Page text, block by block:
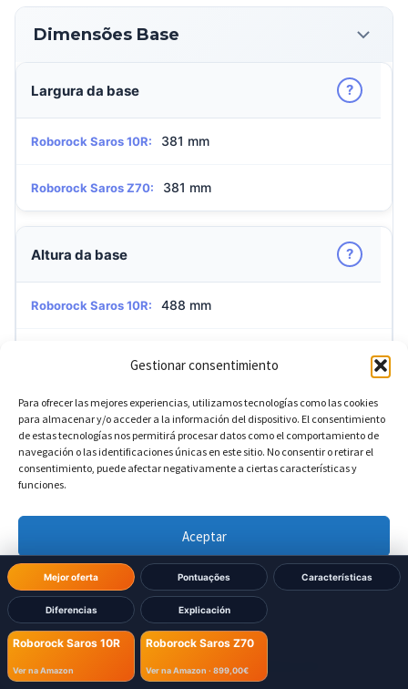
Gestionar consentimiento
Para ofrecer las mejores experiencias, utilizamos tecnologías como las cookies
para almacenar y/o acceder a la información del dispositivo. El consentimiento
de estas tecnologías nos permitirá procesar datos como el comportamiento de
navegación o las identificaciones únicas en este sitio. No consentir o retirar el
consentimiento, puede afectar negativamente a ciertas características y
funciones.
Aceptar
Denegar
Ver preferencias
Política de cookies Política de Privacidad
Mejor oferta Pontuações Características
Diferencias Explicación
Roborock Saros 10R
Ver na Amazon
Roborock Saros Z70
Ver na Amazon · 899,00€
Dimensões Base
Largura da base ?
Roborock Saros 10R: 381 mm
Roborock Saros Z70: 381 mm
Altura da base ?
Roborock Saros 10R: 488 mm
Profundidade da base ?
Roborock Saros 10R: 475 mm
Roborock Saros Z70: 475 mm